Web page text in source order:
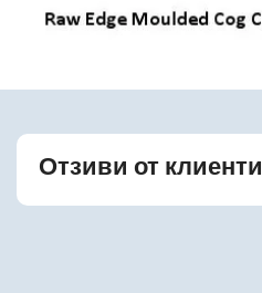
Отзиви от клиенти